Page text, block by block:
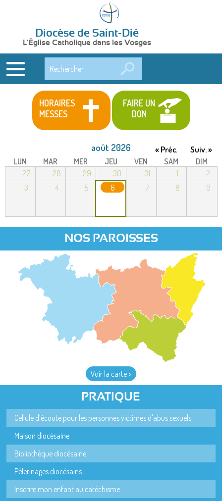
Diocèse de Saint-Dié
L'Église Catholique dans les Vosges
HORAIRES
MESSES
FAIRE UN
DON
août 2026 « Préc. Suiv. »
LUN MAR MER JEU VEN SAM
DIM
27
28 29 30 31 1
2
3
4 5 6 7 8 9
NOS PAROISSES
Voir la carte >
PRATIQUE
Cellule d'écoute pour les personnes victimes d'abus sexuels
Maison diocésaine
Bibliothèque diocésaine
Pèlerinages diocésains
Inscrire mon enfant au catéchisme